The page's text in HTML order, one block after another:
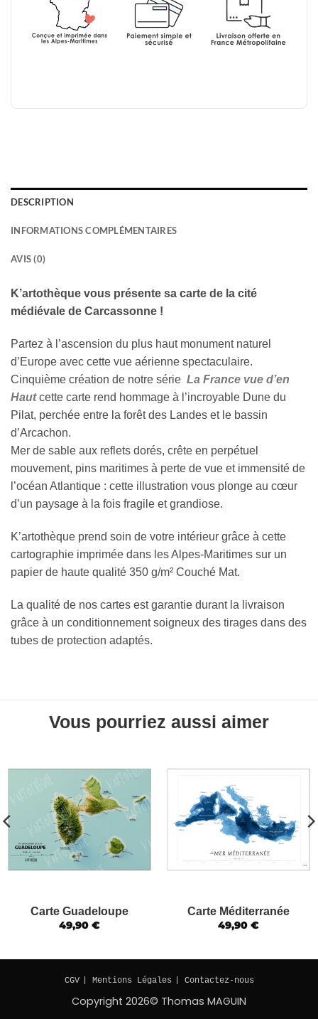
DESCRIPTION
INFORMATIONS COMPLÉMENTAIRES
AVIS (0)
K’artothèque vous présente sa carte de la cité
médiévale de Carcassonne !
Partez à l’ascension du plus haut monument naturel
d’Europe avec cette vue aérienne spectaculaire.
Cinquième création de notre série La France vue d’en
Hautcette carte rend hommage à l’incroyable Dune du
Pilat, perchée entre la forêt des Landes et le bassin
d’Arcachon.
Mer de sable aux reflets dorés, crête en perpétuel
mouvement, pins maritimes à perte de vue et immensité de
l’océan Atlantique : cette illustration vous plonge au cœur
d’un paysage à la fois fragile et grandiose.
K’artothèque prend soin de votre intérieur grâce à cette
cartographie imprimée dans les Alpes-Maritimes sur un
papier de haute qualité 350 g/m² Couché Mat.
La qualité de nos cartes est garantie durant la livraison
grâce à un conditionnement soigneux des tirages dans des
tubes de protection adaptés.
Carte Guadeloupe
49,90 €
Carte Méditerranée
49,90 €
CGV | Mentions Légales | Contactez-nous
Copyright 2026© Thomas MAGUIN